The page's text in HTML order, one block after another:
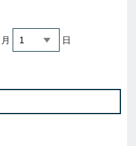
月 日